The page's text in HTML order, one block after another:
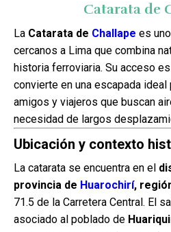
Catarata de
La Catarata de Challape es
cercanos a Lima que combina
historia ferroviaria. Su acceso
convierte en una escapada
amigos y viajeros que buscan
necesidad de largos
Ubicación y contexto
La catarata se encuentra en el
provincia de Huarochirí,
71.5 de la Carretera Central. El
asociado al poblado de